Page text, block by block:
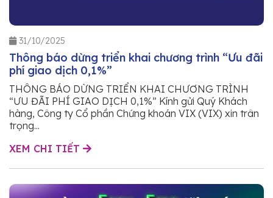
31/10/2025
Thông báo dừng triển khai chương trình “Ưu đãi
phí giao dịch 0,1%”
THÔNG BÁO DỪNG TRIỂN KHAI CHƯƠNG TRÌNH
“ƯU ĐÃI PHÍ GIAO DỊCH 0,1%” Kính gửi Quý Khách
hàng, Công ty Cổ phần Chứng khoán VIX (VIX) xin trân
trọng...
XEM CHI TIẾT